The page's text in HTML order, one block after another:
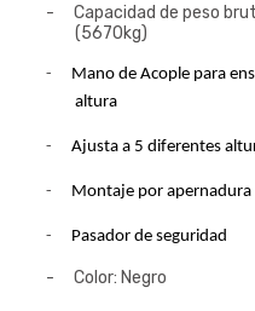
-
Capacidad de peso
(5670kg)
-
Mano de Acople para
altura
- Ajusta a 5 diferentes
- Montaje por apernadura
- Pasador de seguridad
- Color: Negro